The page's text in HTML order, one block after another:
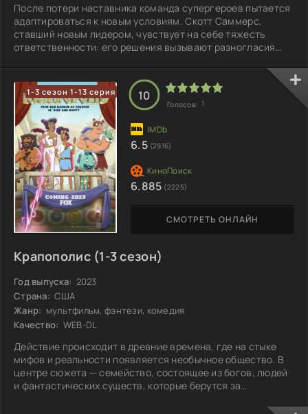
После потери наставника команда супергероев пытается
адаптироваться к новым условиям. Скотт Саммерс,
ставший новым лидером, чувствует на себе тяжесть
ответственности: его решения вызывают разногласия
новостью о беременности, что заставляет её задуматься
о будущем и предложить своему мужу покинуть группу,
чтобы защитить ребёнка от опасностей. Тем временем,
благодаря жертве Ксавье, общественное
1-3 сезон 1-13 серия
Крапополис (1-3 сезон)
Год выпуска: 2023
Страна: США
Жанр: мультфильм, фэнтези, комедия
Качество: WEB-DL
Действие происходит в древние времена, где на стыке
мифов и реальности появляется необычное общество. В
центре сюжета — семейство, состоящее из богов, людей
и фантастических существ, которые берутся за
СМОТРЕТЬ ОНЛАЙН
10
Голосов: 1
6.5 (2916)
6.885 (2225)